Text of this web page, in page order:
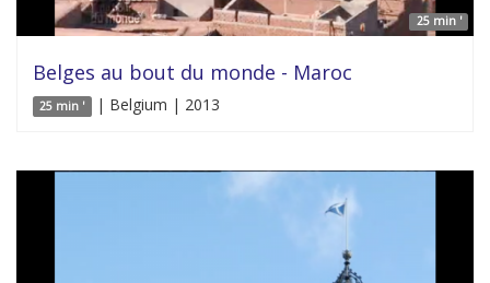
25 min '
Belges au bout du monde - Maroc
25 min ' | Belgium | 2013